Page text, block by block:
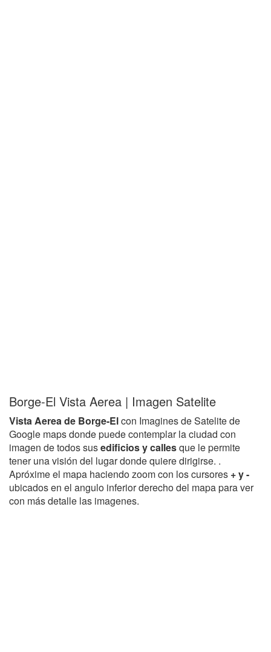
Borge-El Vista Aerea | Imagen Satelite
Vista Aerea de Borge-Elcon Imagines de Satelite de
Google maps donde puede contemplar la ciudad con
imagen de todos susedificios y callesque le permite
tener una visión del lugar donde quiere dirigirse. .
Apróxime el mapa haciendo zoom con los cursores + y -
ubicados en el angulo inferior derecho del mapa para ver
con más detalle las imagenes.